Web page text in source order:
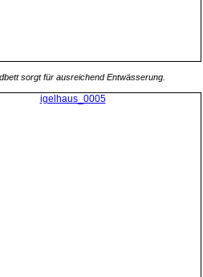
sorgt für ausreichend Entwässerung.